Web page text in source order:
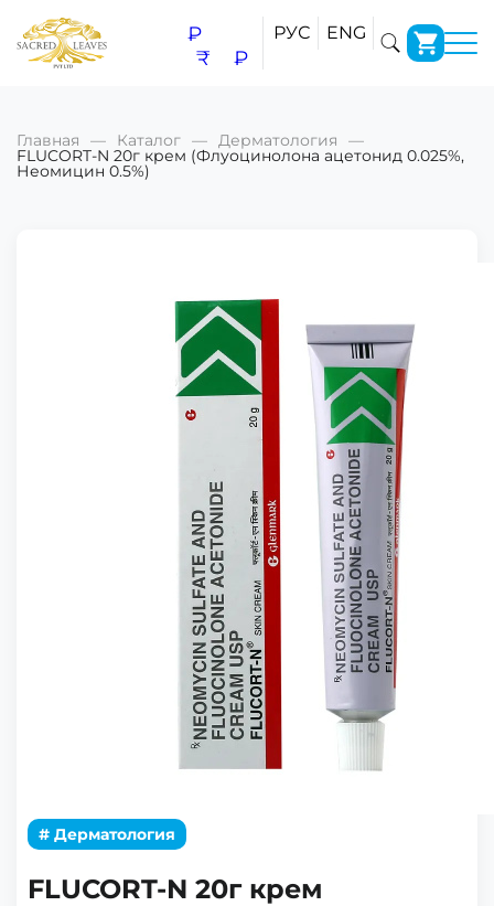
₽
₹
₽
РУС ENG
Главная Каталог Дерматология
FLUCORT-N 20г крем (Флуоцинолона ацетонид 0.025%,
Неомицин 0.5%)
# Дерматология
FLUCORT-N 20г крем